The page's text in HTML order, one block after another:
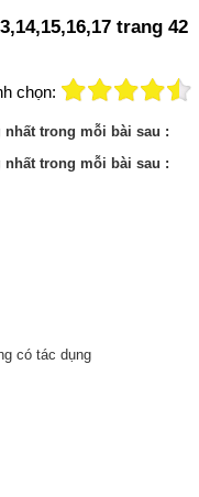
trang 42
chọn:
trong mỗi bài sau :
trong mỗi bài sau :
có tác dụng